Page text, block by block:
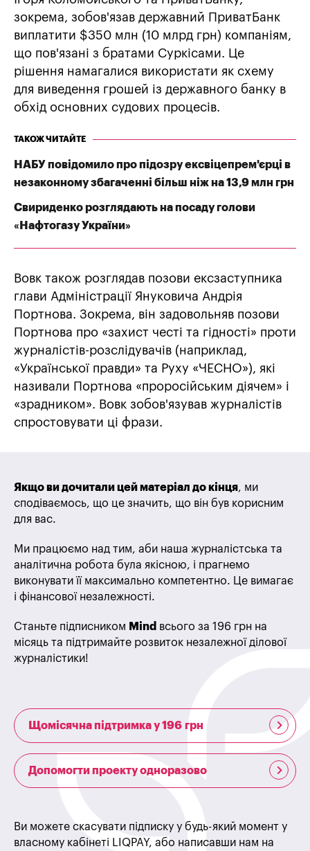
зокрема, зобов'язав державний ПриватБанк
виплатити $350 млн (10 млрд грн) компаніям,
що пов'язані з братами Суркісами. Це
рішення намагалися використати як схему
для виведення грошей із державного банку в
обхід основних судових процесів.
ТАКОЖ ЧИТАЙТЕ
НАБУ повідомило про підозру ексвіцепрем'єрці в
незаконному збагаченні більш ніж на 13,9 млн грн
Свириденко розглядають на посаду голови
«Нафтогазу України»
Вовк також розглядав позови ексзаступника
глави Адміністрації Януковича Андрія
Портнова. Зокрема, він задовольняв позови
Портнова про «захист честі та гідності» проти
журналістів-розслідувачів (наприклад,
«Української правди» та Руху «ЧЕСНО»), які
називали Портнова «проросійським діячем» і
«зрадником». Вовк зобов'язував журналістів
спростовувати ці фрази.
Якщо ви дочитали цей матеріал до кінця, ми
сподіваємось, що це значить, що він був корисним
для вас.
Ми працюємо над тим, аби наша журналістська та
аналітична робота була якісною, і прагнемо
виконувати її максимально компетентно. Це вимагає
і фінансової незалежності.
Станьте підписником Mind всього за 196 грн на
місяць та підтримайте розвиток незалежної ділової
журналістики!
Щомісячна підтримка у 196 грн
Допомогти проекту одноразово
Ви можете скасувати підписку у будь-який момент у
власному кабінеті LIQPAY, або написавши нам на